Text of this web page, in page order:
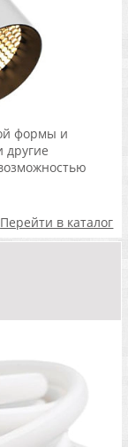
формы и
другие
Перейти в каталог